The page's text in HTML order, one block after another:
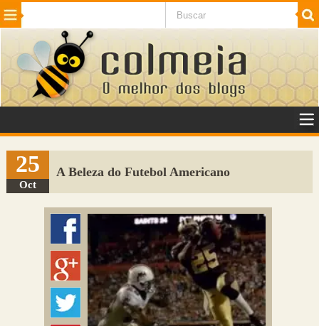
Beleza Cinema e TV
Internet Jogos NotÃ­cias SaÃºde
VeÃ­culos Adulto
Sugerir Link
Adicionar Blog
Colmeia Exchange
25
Oct
A Beleza do Futebol Americano